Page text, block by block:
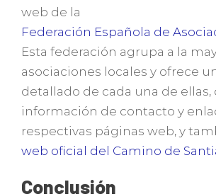
web de la
Federación Española de
Esta federación agrupa a la
asociaciones locales y ofrece
detallado de cada una de ellas,
información de contacto y
respectivas páginas web, y
web oficial del Camino de
Conclusión